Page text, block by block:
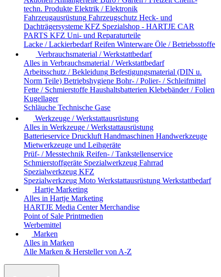
techn. Produkte Elektrik / Elektronik
Fahrzeugausrüstung Fahrzeugschutz Heck- und
Dachträgersysteme KFZ Spezialshop - HARTJE CAR
PARTS KFZ Uni- und Reparaturteile
Lacke / Lackierbedarf Reifen Winterware Öle / Betriebsstoffe
Verbrauchsmaterial / Werkstattbedarf
Alles in Verbrauchsmaterial / Werkstattbedarf
Arbeitsschutz / Bekleidung Befestigungsmaterial (DIN u.
Norm Teile) Betriebshygiene Bohr- / Polier- / Schleifmittel
Fette / Schmierstoffe Haushaltsbatterien Klebebänder / Folien
Kugellager
Schläuche Technische Gase
Werkzeuge / Werkstattausrüstung
Alles in Werkzeuge / Werkstattausrüstung
Batterieservice Druckluft Handmaschinen Handwerkzeuge
Mietwerkzeuge und Leihgeräte
Prüf- / Messtechnik Reifen- / Tankstellenservice
Schmierstoffgeräte Spezialwerkzeug Fahrrad
Spezialwerkzeug KFZ
Spezialwerkzeug Moto Werkstattausrüstung Werkstattbedarf
Hartje Marketing
Alles in Hartje Marketing
HARTJE Media Center Merchandise
Point of Sale Printmedien
Werbemittel
Marken
Alles in Marken
Alle Marken & Hersteller von A-Z